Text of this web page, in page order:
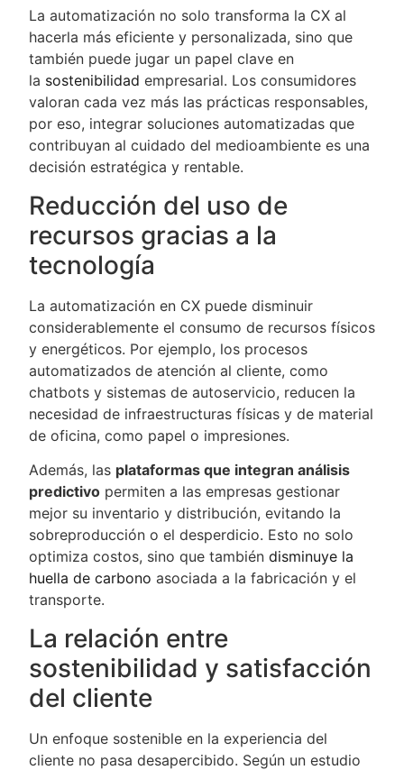
La automatización no solo transforma la CX al
hacerla más eficiente y personalizada, sino que
también puede jugar un papel clave en
la sostenibilidad empresarial. Los consumidores
valoran cada vez más las prácticas responsables,
por eso, integrar soluciones automatizadas que
contribuyan al cuidado del medioambiente es una
decisión estratégica y rentable.
Reducción del uso de
recursos gracias a la
tecnología
La automatización en CX puede disminuir
considerablemente el consumo de recursos físicos
y energéticos. Por ejemplo, los procesos
automatizados de atención al cliente, como
chatbots y sistemas de autoservicio, reducen la
necesidad de infraestructuras físicas y de material
de oficina, como papel o impresiones.
Además, las plataformas que integran análisis
predictivo permiten a las empresas gestionar
mejor su inventario y distribución, evitando la
sobreproducción o el desperdicio. Esto no solo
optimiza costos, sino que también disminuye la
huella de carbono asociada a la fabricación y el
transporte.
La relación entre
sostenibilidad y satisfacción
del cliente
Un enfoque sostenible en la experiencia del
cliente no pasa desapercibido. Según un estudio